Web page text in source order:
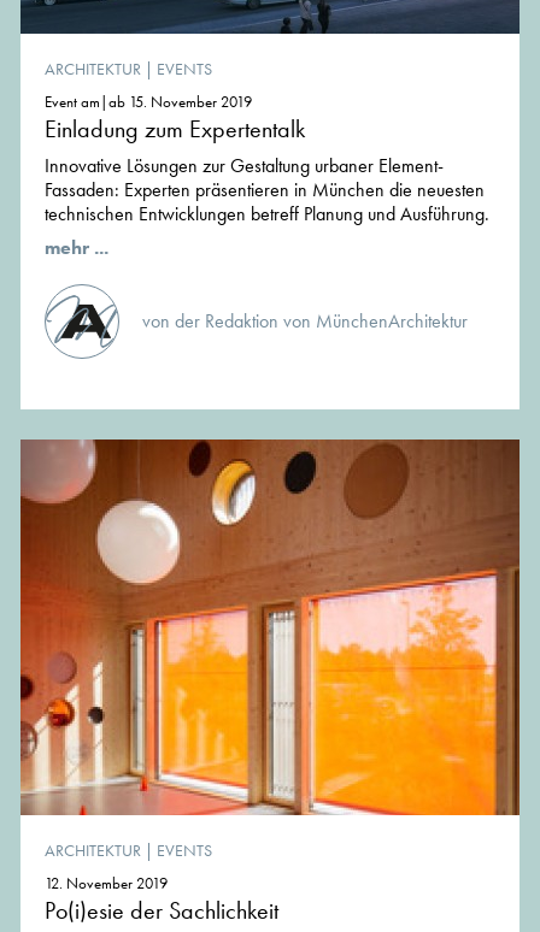
ARCHITEKTUR | EVENTS
Event am|ab 15. November 2019
Einladung zum Expertentalk
Innovative Lösungen zur Gestaltung urbaner Element-
Fassaden: Experten präsentieren in München die neuesten
technischen Entwicklungen betreff Planung und Ausführung.
mehr ...
von der Redaktion von MünchenArchitektur
ARCHITEKTUR | EVENTS
12. November 2019
Po(i)esie der Sachlichkeit